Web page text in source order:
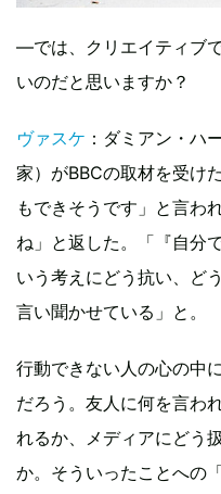
―では、クリエイティブ
いのだと思いますか？
ヴァスケ ：ダミアン・ハ
家）がBBCの取材を受け
もできそうです」と言わ
ね」と返した。「『自分
いう考えにどう抗い、ど
言い聞かせている」と。
行動できない人の心の中
だろう。友人に何を言わ
れるか、メディアにどう
か。そういったことへの